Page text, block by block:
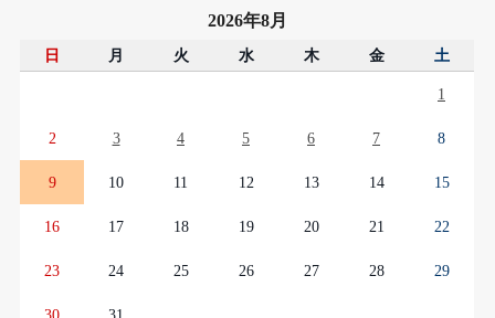
2026年8月
日 月 火 水 木 金 土
1
2 3 4 5 6 7 8
9 10 11 12 13 14 15
16 17 18 19 20 21 22
23 24 25 26 27 28 29
30 31